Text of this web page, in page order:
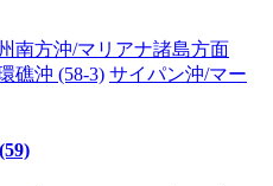
南方沖/マリアナ諸島方面
礁沖 (58-3) サイパン沖/マー